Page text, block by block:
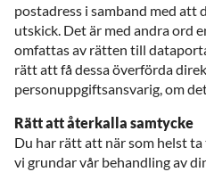
postadress i samband med att
utskick. Det är med andra ord
omfattas av rätten till
rätt att få dessa överförda
personuppgiftsansvarig, om
Rätt att återkalla samtycke
Du har rätt att när som helst
vi grundar vår behandling av